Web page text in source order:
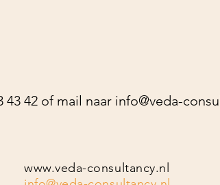
42 of mail naar info@veda-
www.veda-consultancy.nl